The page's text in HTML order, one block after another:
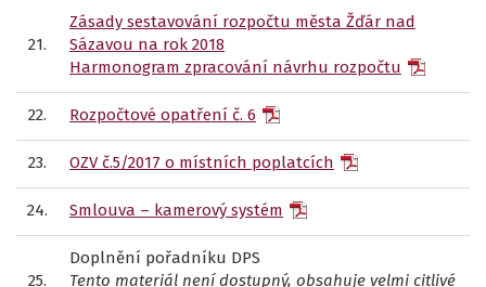
21.
Zásady sestavování rozpočtu města Žďár nad
Sázavou na rok 2018
Harmonogram zpracování návrhu rozpočtu
22. Rozpočtové opatření č. 6
23. OZV č.5/2017 o místních poplatcích
24. Smlouva – kamerový systém
25.
Doplnění pořadníku DPS
Tento materiál není dostupný, obsahuje velmi citlivé